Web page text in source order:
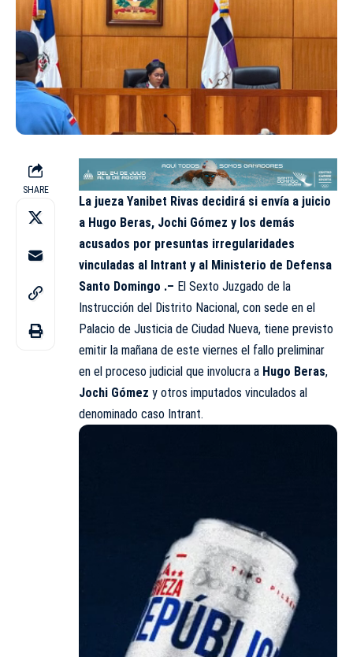
SHARE
La jueza Yanibet Rivas decidirá si envía a juicio
a Hugo Beras, Jochi Gómez y los demás
acusados por presuntas irregularidades
vinculadas al Intrant y al Ministerio de Defensa
Santo Domingo .– El Sexto Juzgado de la
Instrucción del Distrito Nacional, con sede en el
Palacio de Justicia de Ciudad Nueva, tiene previsto
emitir la mañana de este viernes el fallo preliminar
en el proceso judicial que involucra a Hugo Beras,
Jochi Gómez y otros imputados vinculados al
denominado caso Intrant.